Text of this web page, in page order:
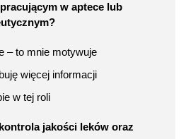
w aptece lub
– to mnie motywuje
więcej informacji
w tej roli
jakości leków oraz